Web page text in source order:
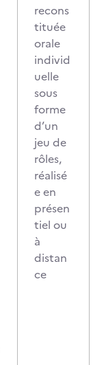
recons
tituée
orale
individ
uelle
sous
forme
d’un
jeu de
rôles,
réalisé
e en
présen
tiel ou
à
distan
ce